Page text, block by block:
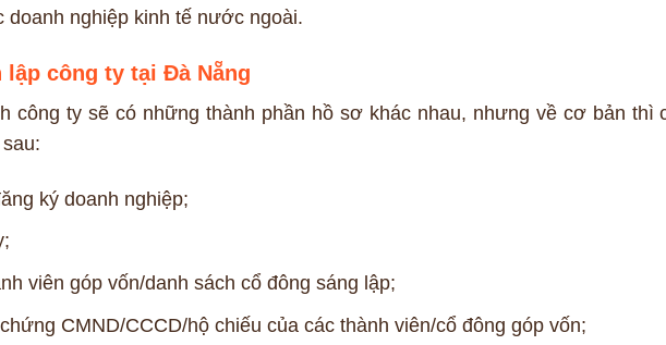
doanh nghiệp kinh tế nước ngoài.
lập công ty tại Đà Nẵng
công ty sẽ có những thành phần hồ sơ khác nhau, nhưng về cơ bản thì
ký doanh nghiệp;
viên góp vốn/danh sách cổ đông sáng lập;
CMND/CCCD/hộ chiếu của các thành viên/cổ đông góp vốn;